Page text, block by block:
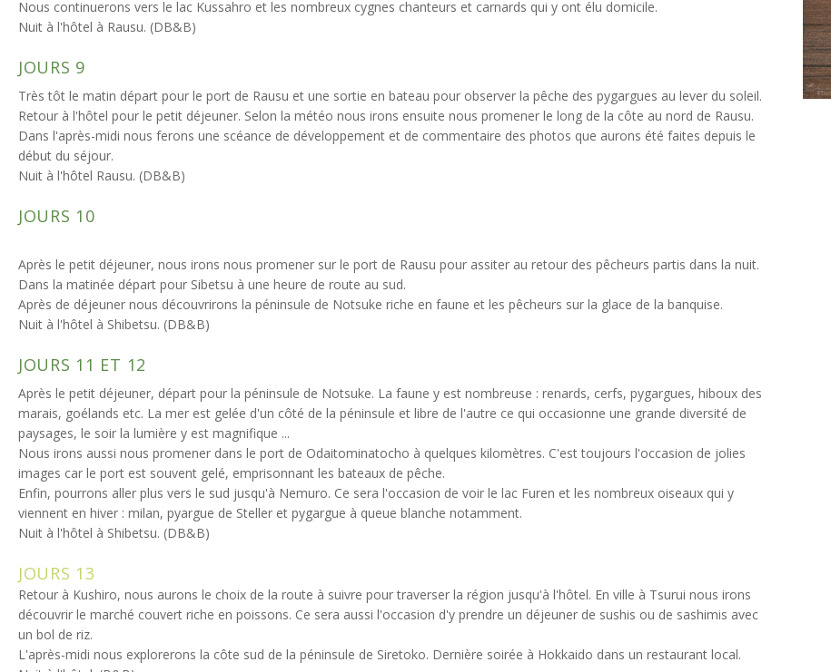
Nous continuerons vers le lac Kussahro et les nombreux cygnes chanteurs et carnards qui y ont élu domicile.
Nuit à l'hôtel à Rausu. (DB&B)
JOURS 9
Très tôt le matin départ pour le port de Rausu et une sortie en bateau pour observer la pêche des pygargues au lever du soleil.
Retour à l'hôtel pour le petit déjeuner. Selon la météo nous irons ensuite nous promener le long de la côte au nord de Rausu.
Dans l'après-midi nous ferons une scéance de développement et de commentaire des photos que aurons été faites depuis le
début du séjour.
Nuit à l'hôtel Rausu. (DB&B)
JOURS 10
Après le petit déjeuner, nous irons nous promener sur le port de Rausu pour assiter au retour des pêcheurs partis dans la nuit.
Dans la matinée départ pour Sibetsu à une heure de route au sud.
Après de déjeuner nous découvrirons la péninsule de Notsuke riche en faune et les pêcheurs sur la glace de la banquise.
Nuit à l'hôtel à Shibetsu. (DB&B)
JOURS 11 ET 12
Après le petit déjeuner, départ pour la péninsule de Notsuke. La faune y est nombreuse : renards, cerfs, pygargues, hiboux des
marais, goélands etc. La mer est gelée d'un côté de la péninsule et libre de l'autre ce qui occasionne une grande diversité de
paysages, le soir la lumière y est magnifique ...
Nous irons aussi nous promener dans le port de Odaitominatocho à quelques kilomètres. C'est toujours l'occasion de jolies
images car le port est souvent gelé, emprisonnant les bateaux de pêche.
Enfin, pourrons aller plus vers le sud jusqu'à Nemuro. Ce sera l'occasion de voir le lac Furen et les nombreux oiseaux qui y
viennent en hiver : milan, pyargue de Steller et pygargue à queue blanche notamment.
Nuit à l'hôtel à Shibetsu. (DB&B)
JOURS 13
Retour à Kushiro, nous aurons le choix de la route à suivre pour traverser la région jusqu'à l'hôtel. En ville à Tsurui nous irons
découvrir le marché couvert riche en poissons. Ce sera aussi l'occasion d'y prendre un déjeuner de sushis ou de sashimis avec
un bol de riz.
L'après-midi nous explorerons la côte sud de la péninsule de Siretoko. Dernière soirée à Hokkaido dans un restaurant local.